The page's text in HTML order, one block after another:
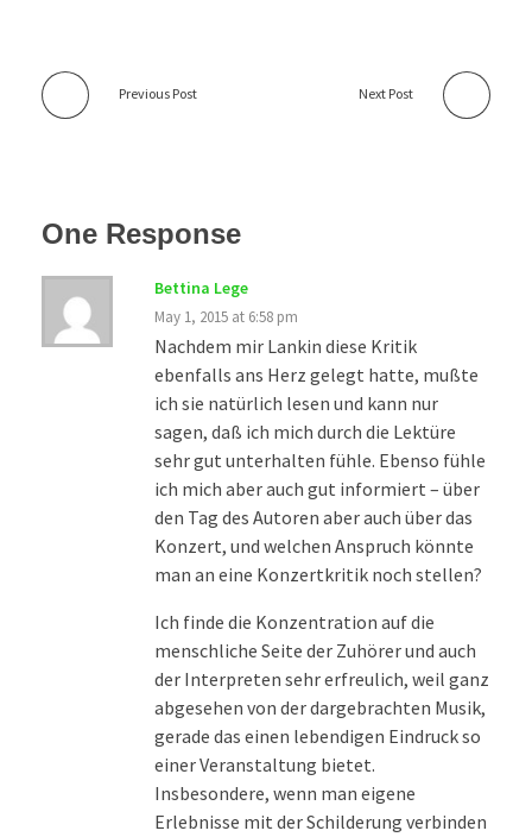
Previous Post Next Post
One Response
Bettina Lege
May 1, 2015 at 6:58 pm
Nachdem mir Lankin diese Kritik
ebenfalls ans Herz gelegt hatte, mußte
ich sie natürlich lesen und kann nur
sagen, daß ich mich durch die Lektüre
sehr gut unterhalten fühle. Ebenso fühle
ich mich aber auch gut informiert – über
den Tag des Autoren aber auch über das
Konzert, und welchen Anspruch könnte
man an eine Konzertkritik noch stellen?
Ich finde die Konzentration auf die
menschliche Seite der Zuhörer und auch
der Interpreten sehr erfreulich, weil ganz
abgesehen von der dargebrachten Musik,
gerade das einen lebendigen Eindruck so
einer Veranstaltung bietet.
Insbesondere, wenn man eigene
Erlebnisse mit der Schilderung verbinden